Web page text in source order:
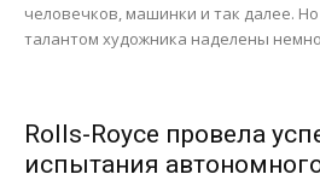
человечков, машинки и так далее.
талантом художника наделены
Rolls-Royce провела
испытания